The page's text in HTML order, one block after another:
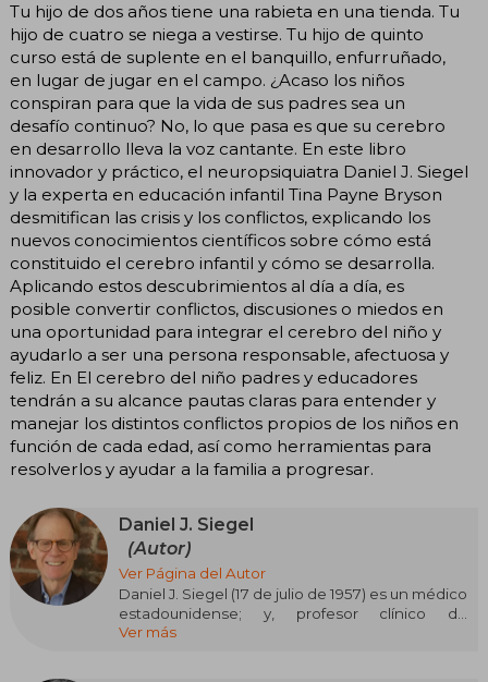
Tu hijo de dos años tiene una rabieta en una tienda. Tu
hijo de cuatro se niega a vestirse. Tu hijo de quinto
curso está de suplente en el banquillo, enfurruñado,
en lugar de jugar en el campo. ¿Acaso los niños
conspiran para que la vida de sus padres sea un
desafío continuo? No, lo que pasa es que su cerebro
en desarrollo lleva la voz cantante. En este libro
innovador y práctico, el neuropsiquiatra Daniel J. Siegel
y la experta en educación infantil Tina Payne Bryson
desmitifican las crisis y los conflictos, explicando los
nuevos conocimientos científicos sobre cómo está
constituido el cerebro infantil y cómo se desarrolla.
Aplicando estos descubrimientos al día a día, es
posible convertir conflictos, discusiones o miedos en
una oportunidad para integrar el cerebro del niño y
ayudarlo a ser una persona responsable, afectuosa y
feliz. En El cerebro del niño padres y educadores
tendrán a su alcance pautas claras para entender y
manejar los distintos conflictos propios de los niños en
función de cada edad, así como herramientas para
resolverlos y ayudar a la familia a progresar.
Daniel J. Siegel
(Autor)
Ver Página del Autor
Daniel J. Siegel (17 de julio de 1957) es un médico
estadounidense; y, profesor clínico de
psiquiatría en la Escuela de Medicina de la
Ver más